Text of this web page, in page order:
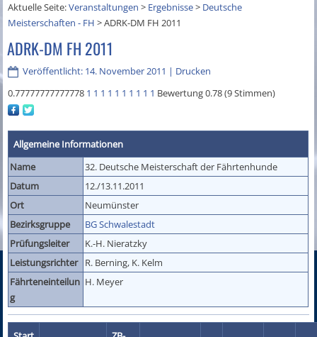
Aktuelle Seite:Veranstaltungen > Ergebnisse> Deutsche
Meisterschaften - FH >ADRK-DM FH 2011
ADRK-DM FH 2011
Veröffentlicht: 14. November 2011 | Drucken
0.77777777777778 1 1 1 1 1 1 1 1 1 1 Bewertung 0.78 (9 Stimmen)
Allgemeine Informationen
Name
32. Deutsche Meisterschaft der Fährtenhunde
Datum
12./13.11.2011
Ort
Neumünster
Bezirksgruppe
BG Schwalestadt
Prüfungsleiter
K.-H. Nieratzky
Leistungsrichter R. Berning, K. Kelm
Fährteneinteilun
g
H. Meyer